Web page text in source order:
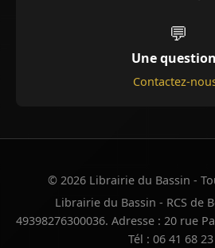
💬
Une
Contactez-
© 2026 Librairie du Bassin -
Librairie du Bassin - RCS de
49398276300036. Adresse : 20 rue
Tél : 06 41 68